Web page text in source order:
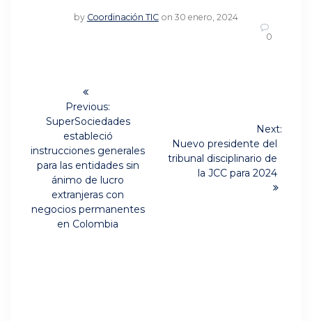
by Coordinación TIC on 30 enero, 2024
0
Navegación
entradas
Previous:
Previous
SuperSociedades
estableció
instrucciones generales
para las entidades sin
ánimo de lucro
extranjeras con
negocios permanentes
en Colombia
Next:
Next
post:
Nuevo presidente del
tribunal disciplinario de
la JCC para 2024